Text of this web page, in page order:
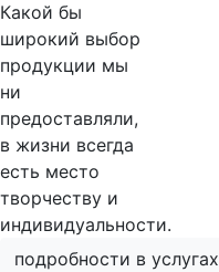
Какой бы
широкий выбор
продукции мы
ни
предоставляли,
в жизни всегда
есть место
творчеству и
индивидуальности.
подробности в услугах